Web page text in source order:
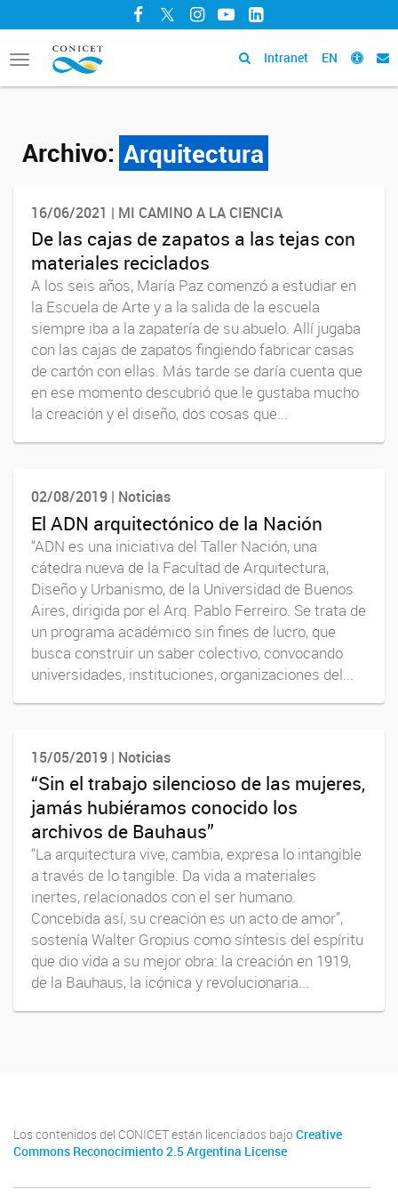
Facebook
TwitterInstagram
YouTubeLinkedIn
Toggle
navigation
Intranet EN
Archivo: Arquitectura
16/06/2021 | MI CAMINO A LA CIENCIA
De las cajas de zapatos a las tejas con
materiales reciclados
A los seis años, María Paz comenzó a estudiar en
la Escuela de Arte y a la salida de la escuela
siempre iba a la zapatería de su abuelo. Allí jugaba
con las cajas de zapatos fingiendo fabricar casas
de cartón con ellas. Más tarde se daría cuenta que
en ese momento descubrió que le gustaba mucho
la creación y el diseño, dos cosas que...
02/08/2019 | Noticias
El ADN arquitectónico de la Nación
“ADN es una iniciativa del Taller Nación, una
cátedra nueva de la Facultad de Arquitectura,
Diseño y Urbanismo, de la Universidad de Buenos
Aires, dirigida por el Arq. Pablo Ferreiro. Se trata de
un programa académico sin fines de lucro, que
busca construir un saber colectivo, convocando
universidades, instituciones, organizaciones del...
15/05/2019 | Noticias
“Sin el trabajo silencioso de las mujeres,
jamás hubiéramos conocido los
archivos de Bauhaus”
“La arquitectura vive, cambia, expresa lo intangible
a través de lo tangible. Da vida a materiales
inertes, relacionados con el ser humano.
Concebida así, su creación es un acto de amor”,
sostenía Walter Gropius como síntesis del espíritu
que dio vida a su mejor obra: la creación en 1919,
de la Bauhaus, la icónica y revolucionaria...
Los contenidos del CONICET están licenciados bajo Creative
Commons Reconocimiento 2.5 Argentina License